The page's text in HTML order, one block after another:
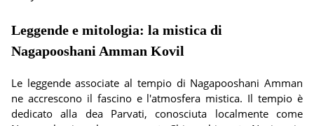
Leggende e mitologia: la mistica di
Nagapooshani Amman Kovil
Le leggende associate al tempio di Nagapooshani Amman
ne accrescono il fascino e l'atmosfera mistica. Il tempio è
dedicato alla dea Parvati, conosciuta localmente come